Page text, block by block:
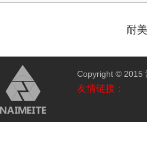
耐
Copyright ©
友情链接：